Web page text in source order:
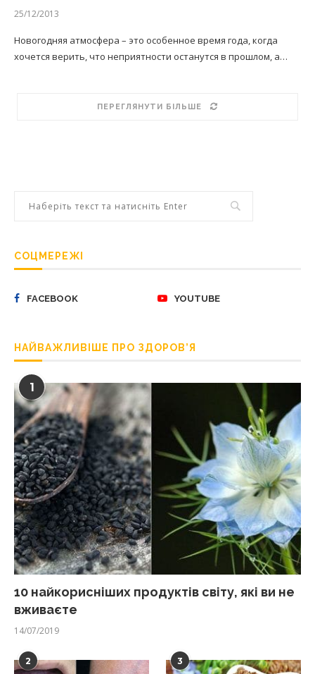
25/12/2013
Новогодняя атмосфера – это особенное время года, когда
хочется верить, что неприятности останутся в прошлом, а…
ПЕРЕГЛЯНУТИ БІЛЬШЕ
СОЦМЕРЕЖІ
FACEBOOK YOUTUBE
НАЙВАЖЛИВІШЕ ПРО ЗДОРОВ’Я
1
10 найкорисніших продуктів світу, які ви не
вживаєте
14/07/2019
2 3